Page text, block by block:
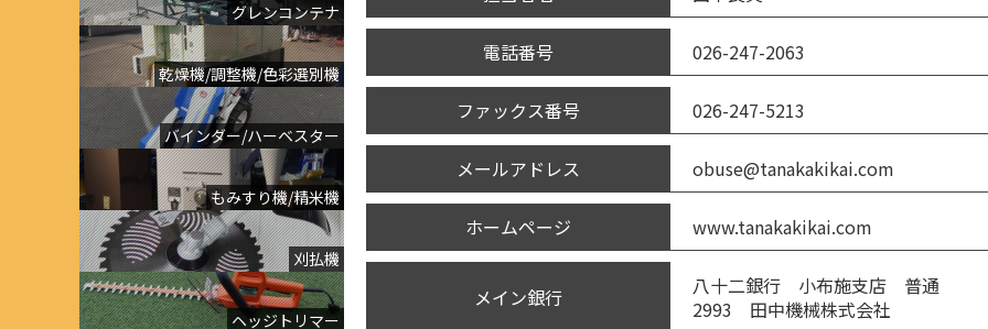
グレンコンテナ
乾燥機/調整機/色彩選別機
バインダー/ハーベスター
もみすり機/精米機
刈払機
ヘッジトリマー
電話番号 026-247-2063
ファックス番号 026-247-5213
メールアドレス obuse@tanakakikai.com
ホームページ www.tanakakikai.com
メイン銀行
八十二銀行 小布施支店 普通
2993 田中機械株式会社